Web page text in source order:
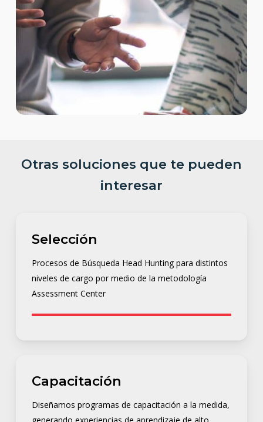
Otras soluciones que te pueden
interesar
Selección
Procesos de Búsqueda Head Hunting para distintos
niveles de cargo por medio de la metodología
Assessment Center
Capacitación
Diseñamos programas de capacitación a la medida,